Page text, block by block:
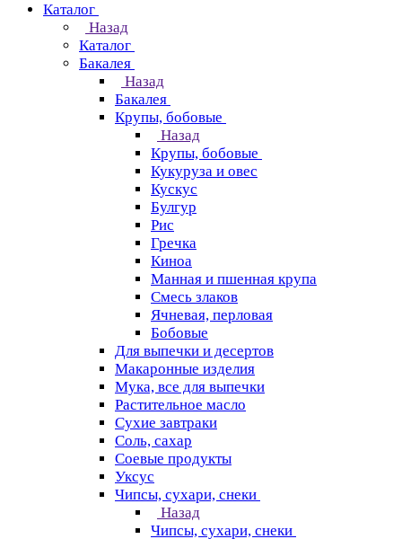
Каталог
Назад
Каталог
Бакалея
Назад
Бакалея
Крупы, бобовые
Назад
Крупы, бобовые
Кукуруза и овес
Кускус
Булгур
Рис
Гречка
Киноа
Манная и пшенная крупа
Смесь злаков
Ячневая, перловая
Бобовые
Для выпечки и десертов
Макаронные изделия
Мука, все для выпечки
Растительное масло
Сухие завтраки
Соль, сахар
Соевые продукты
Уксус
Чипсы, сухари, снеки
Назад
Чипсы, сухари, снеки